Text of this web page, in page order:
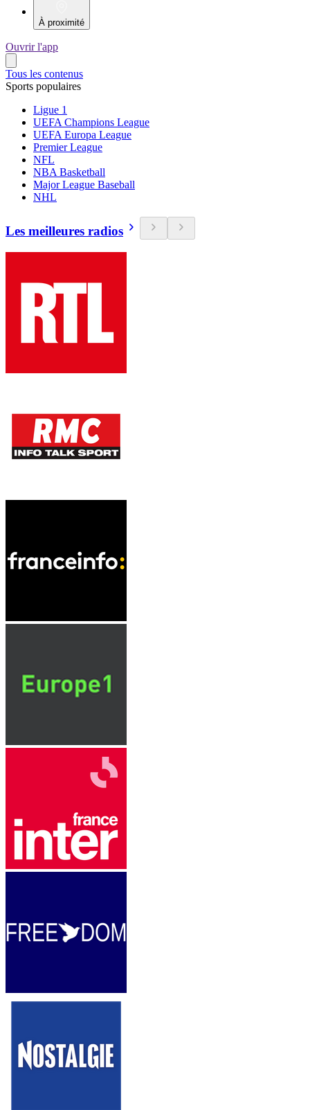
À proximité
Ouvrir l'app
Tous les contenus
Sports populaires
Ligue 1
UEFA Champions League
UEFA Europa League
Premier League
NFL
NBA Basketball
Major League Baseball
NHL
Les meilleures radios